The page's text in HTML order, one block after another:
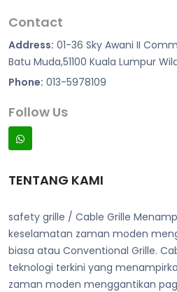
Contact
Address: 01-36 Sky Awani II
Batu Muda,51100 Kuala Lumpur
Phone: 013-5978109
Follow Us
TENTANG KAMI
safety grille / Cable Grille
keselamatan zaman moden
biasa atau Conventional Grille.
teknologi terkini yang
zaman moden menggantikan